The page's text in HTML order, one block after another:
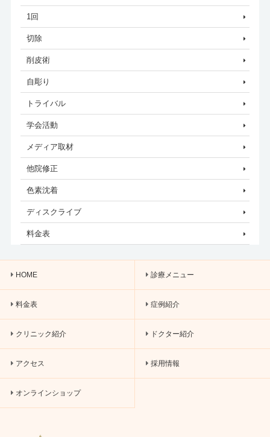
1回
切除
削皮術
自彫り
トライバル
学会活動
メディア取材
他院修正
色素沈着
ディスクライブ
料金表
HOME 診療メニュー
料金表 症例紹介
クリニック紹介 ドクター紹介
アクセス 採用情報
オンラインショップ